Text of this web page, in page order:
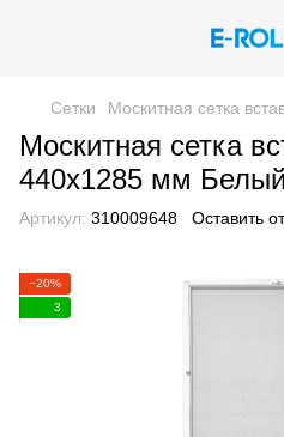
Сетки Москитная сетка
Москитная сетка
440х1285 мм Белый
Артикул: 310009648 Оставить
−20%
3